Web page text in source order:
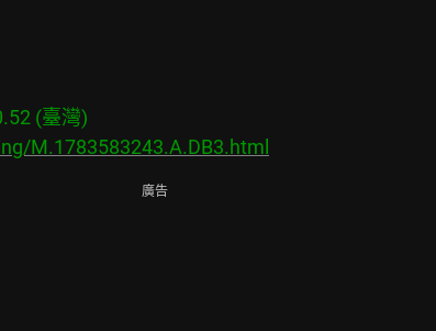
(臺灣)
M.1783583243.A.DB3.html
廣告